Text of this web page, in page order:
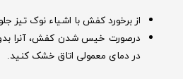
از برخورد کفش با اشیاء نوک تیز
درصورت خیس شدن کفش‌، آنرا
در دمای معمولی اتاق خشک کنید.